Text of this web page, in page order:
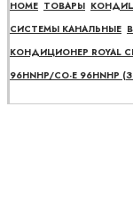
HOME ТОВАРЫ
СИСТЕМЫ КАНАЛЬНЫЕ
КОНДИЦИОНЕР ROYAL
96HNHP/CO-E